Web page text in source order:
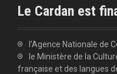
Le Cardan est
l’Agence Nationale de
le Ministère de la
française et des langues